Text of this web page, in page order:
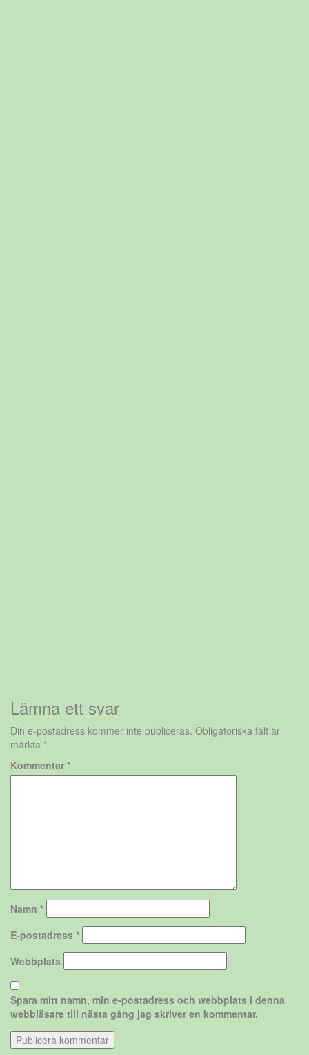
Lämna ett svar
Din e-postadress kommer inte publiceras. Obligatoriska fält är
märkta *
Kommentar *
Namn *
E-postadress *
Webbplats
Spara mitt namn, min e-postadress och webbplats i denna
webbläsare till nästa gång jag skriver en kommentar.